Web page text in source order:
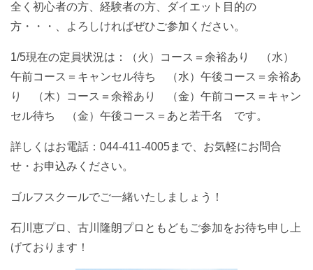
全く初心者の方、経験者の方、ダイエット目的の
方・・・、よろしければぜひご参加ください。
1/5現在の定員状況は：（火）コース＝余裕あり （水）
午前コース＝キャンセル待ち （水）午後コース＝余裕あ
り （木）コース＝余裕あり （金）午前コース＝キャン
セル待ち （金）午後コース＝あと若干名 です。
詳しくはお電話：044-411-4005まで、お気軽にお問合
せ・お申込みください。
ゴルフスクールでご一緒いたしましょう！
石川恵プロ、古川隆朗プロともどもご参加をお待ち申し上
げております！